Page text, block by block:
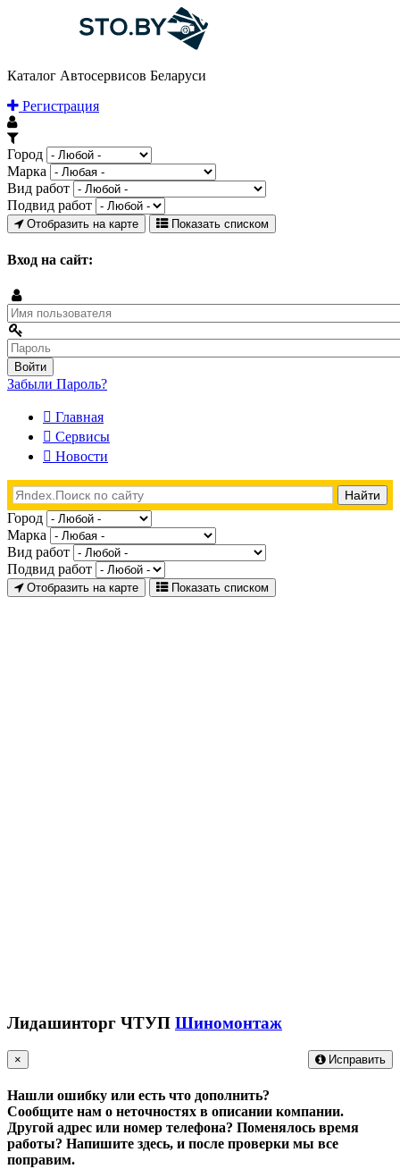
Каталог Автосервисов Беларуси
Регистрация
Город
Марка
Вид работ
Подвид работ
Отобразить на карте Показать списком
Вход на сайт:
Забыли Пароль?
Главная
Сервисы
Новости
Город
Марка
Вид работ
Подвид работ
Отобразить на карте Показать списком
Лидашинторг ЧТУП Шиномонтаж
Исправить
×
Нашли ошибку или есть что дополнить?
Сообщите нам о неточностях в описании компании.
Другой адрес или номер телефона? Поменялось время
работы? Напишите здесь, и после проверки мы все
поправим.